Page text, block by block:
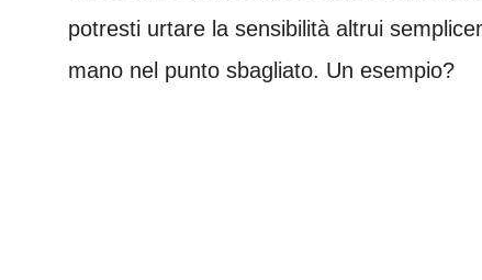
potresti urtare la sensibilità altrui
mano nel punto sbagliato. Un esempio?